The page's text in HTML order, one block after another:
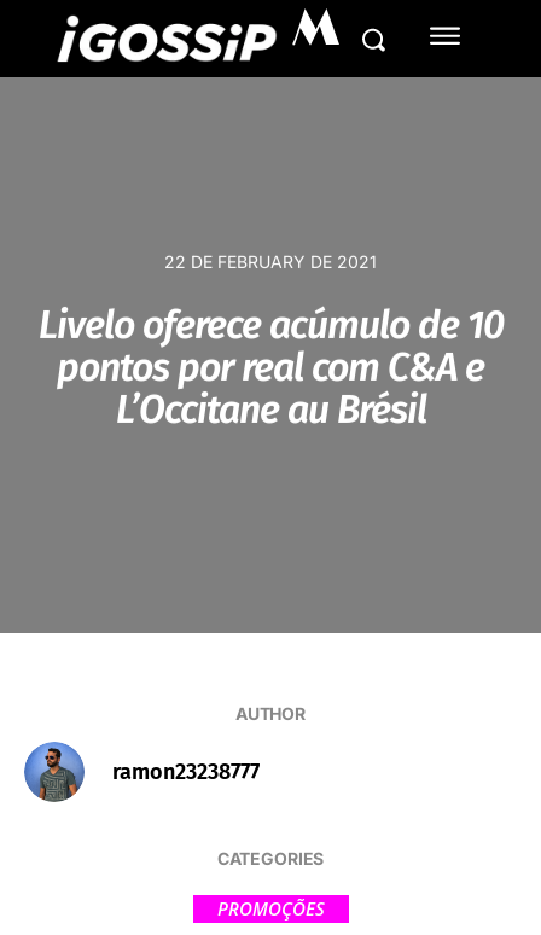
M
22 DE FEBRUARY DE 2021
Livelo oferece acúmulo de 10
pontos por real com C&A e
L’Occitane au Brésil
AUTHOR
ramon23238777
CATEGORIES
PROMOÇÕES